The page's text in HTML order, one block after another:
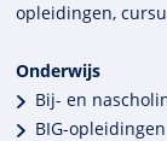
opleidingen,
Onderwijs
Bij- en
BIG-opleidingen